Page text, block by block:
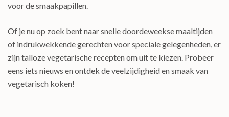
voor de smaakpapillen.
Of je nu op zoek bent naar snelle doordeweekse maaltijden
of indrukwekkende gerechten voor speciale gelegenheden, er
zijn talloze vegetarische recepten om uit te kiezen. Probeer
eens iets nieuws en ontdek de veelzijdigheid en smaak van
vegetarisch koken!